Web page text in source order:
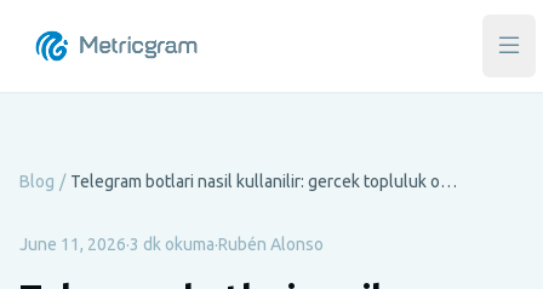
Blog / Telegram botlari nasil kullanilir: gercek topluluk operasyonlari icin rehber
June 11, 2026·3 dk okuma·Rubén Alonso